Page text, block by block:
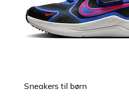
Sneakers til børn